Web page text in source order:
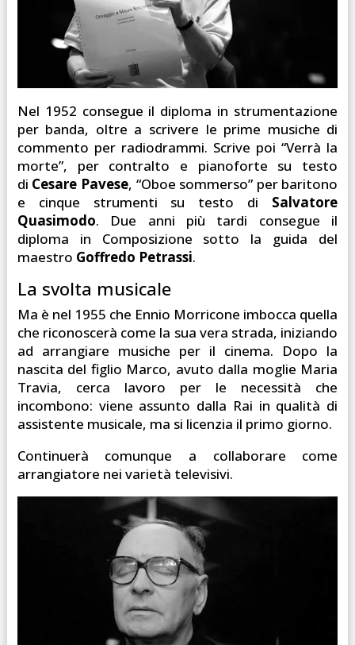
Nel 1952 consegue il diploma in strumentazione
per banda, oltre a scrivere le prime musiche di
commento per radiodrammi. Scrive poi “Verrà la
morte”, per contralto e pianoforte su testo
di Cesare Pavese, “Oboe sommerso” per baritono
e cinque strumenti su testo di Salvatore
Quasimodo. Due anni più tardi consegue il
diploma in Composizione sotto la guida del
maestro Goffredo Petrassi.
La svolta musicale
Ma è nel 1955 che Ennio Morricone imbocca quella
che riconoscerà come la sua vera strada, iniziando
ad arrangiare musiche per il cinema. Dopo la
nascita del figlio Marco, avuto dalla moglie Maria
Travia, cerca lavoro per le necessità che
incombono: viene assunto dalla Rai in qualità di
assistente musicale, ma si licenzia il primo giorno.
Continuerà comunque a collaborare come
arrangiatore nei varietà televisivi.